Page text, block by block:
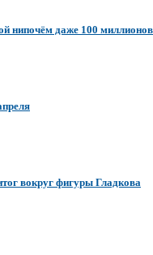
нипочём даже 100
вокруг фигуры Гладкова